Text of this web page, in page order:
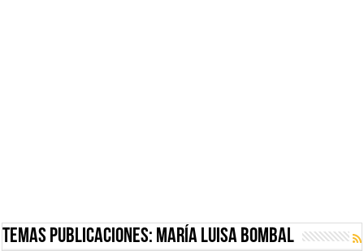
Temas Publicaciones: María Luisa Bombal